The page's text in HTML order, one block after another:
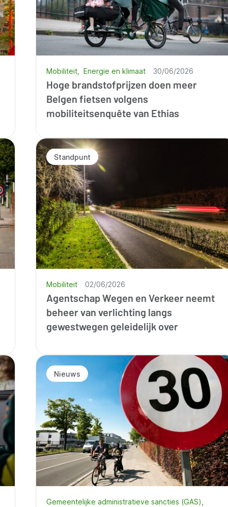
Hoge brandstofprijzen doen meer
Belgen fietsen volgens
mobiliteitsenquête van Ethias
Mobiliteit Energie en klimaat 30/06/2026
Standpunt
Agentschap Wegen en Verkeer neemt
beheer van verlichting langs
gewestwegen geleidelijk over
Mobiliteit 02/06/2026
Nieuws
Gemeentelijke administratieve sancties (GAS)